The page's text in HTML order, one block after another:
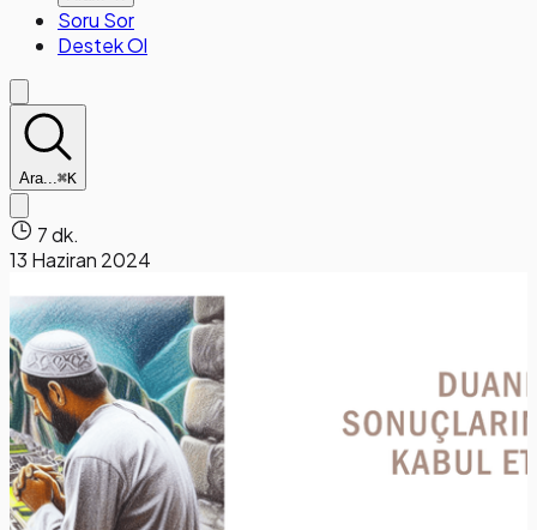
Soru Sor
Destek Ol
Ara...⌘K
7 dk.
13 Haziran 2024